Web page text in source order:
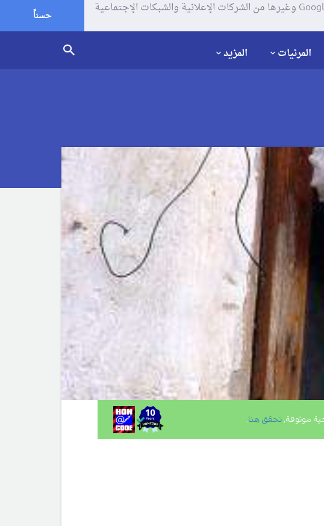
يستخدم موقعنا ملفات تعريف الإرتباط (الكوكيز) لتحليل زياراتك وإستخدامك للموقع و تتم مشاركة بعض المعلومات مع Google وغيرها من الشركات الإعلانية والشبكات الإجتماعية
حسناً
المرئيات المزيد
موثوقة, تحقق هنا.